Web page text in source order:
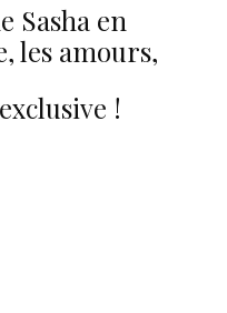
Sasha en
les amours,
!